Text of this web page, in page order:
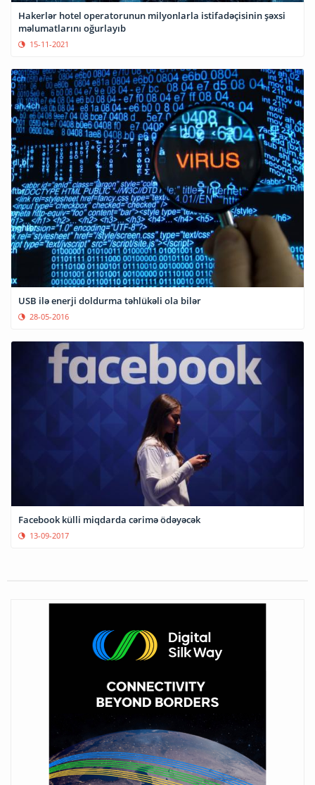
Hakerlər hotel operatorunun milyonlarla istifadəçisinin şəxsi
məlumatlarını oğurlayıb
15-11-2021
USB ilə enerji doldurma təhlükəli ola bilər
28-05-2016
Facebook külli miqdarda cərimə ödəyəcək
13-09-2017